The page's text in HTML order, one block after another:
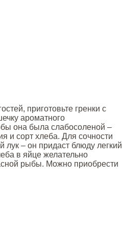
приготовьте гренки с
ароматного
она была слабосоленой –
и сорт хлеба. Для сочности
лук – он придаст блюду легкий
в яйце желательно
рыбы. Можно приобрести